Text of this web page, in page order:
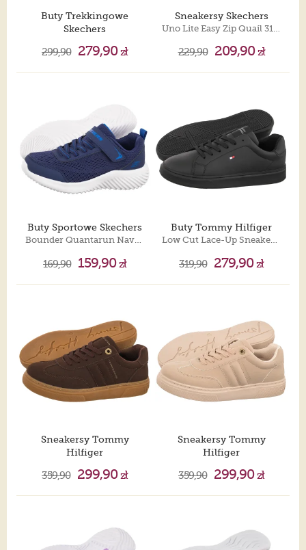
Buty Trekkingowe
Skechers
299,90 279,90zł
Sneakersy Skechers
229,90 209,90zł
Buty Sportowe Skechers
Bounder Quantarun Navy 403905L/NVY
169,90 159,90zł
Buty Tommy Hilfiger
Low Cut Lace-Up Sneaker Black T3A9-35094-1967 128
319,90 279,90zł
Sneakersy Tommy
Hilfiger
359,90 299,90zł
Sneakersy Tommy
Hilfiger
359,90 299,90zł